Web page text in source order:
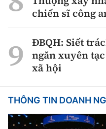
chiến sĩ công
ĐBQH: Siết
ngăn xuyên
xã hội
THÔNG TIN DOANH